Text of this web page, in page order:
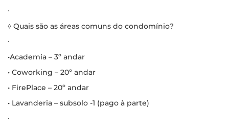
∙
◊ Quais são as áreas comuns do condomínio?
∙
•Academia – 3º andar
• Coworking – 20º andar
• FirePlace – 20º andar
• Lavanderia – subsolo -1 (pago à parte)
∙